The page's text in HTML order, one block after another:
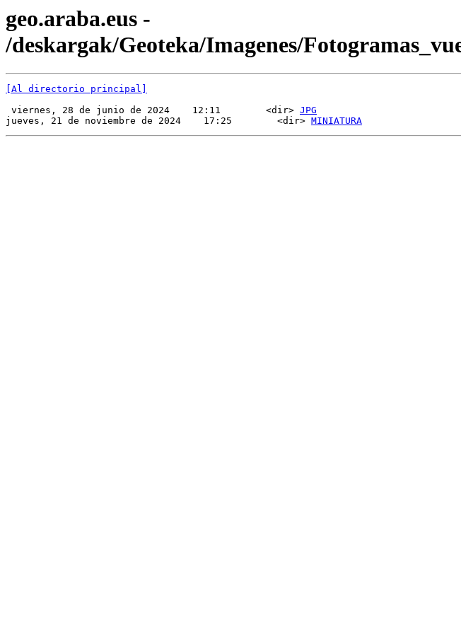
geo.araba.eus -
/deskargak/Geoteka/Imagenes/
[Al directorio principal]
viernes, 28 de junio de 2024    12:11        <dir> JPG
jueves, 21 de noviembre de 2024    17:25        <dir> MINIATURA